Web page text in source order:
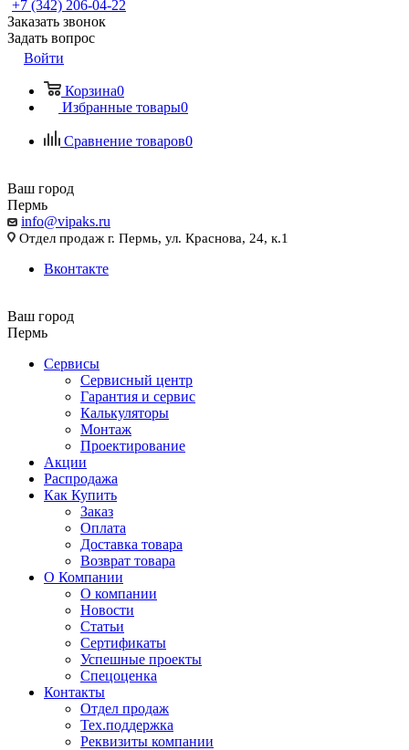
+7 (342) 206-04-22
Заказать звонок
Задать вопрос
Войти
Корзина0
Избранные товары0
Сравнение товаров0
Ваш город
Пермь
info@vipaks.ru
Отдел продаж г. Пермь, ул. Краснова, 24, к.1
Вконтакте
Ваш город
Пермь
Сервисы
Сервисный центр
Гарантия и сервис
Калькуляторы
Монтаж
Проектирование
Акции
Распродажа
Как Купить
Заказ
Оплата
Доставка товара
Возврат товара
О Компании
О компании
Новости
Статьи
Сертификаты
Успешные проекты
Спецоценка
Контакты
Отдел продаж
Тех.поддержка
Реквизиты компании